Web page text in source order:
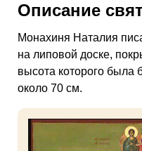
Описание
Монахиня Наталия
на липовой доске,
высота которого
около 70 см.